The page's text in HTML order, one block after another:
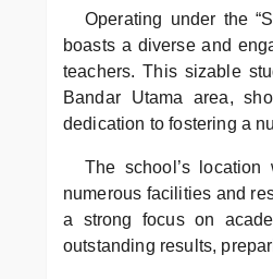
Operating under the
boasts a diverse and
teachers. This sizable
Bandar Utama area,
dedication to fostering a
The school’s
numerous facilities and
a strong focus on
outstanding results,